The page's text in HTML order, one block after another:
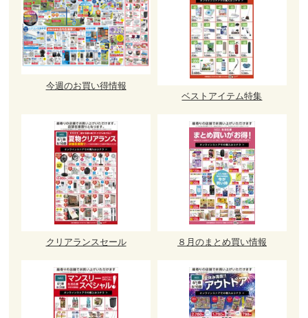
今週のお買い得情報
ベストアイテム特集
クリアランスセール ８月のまとめ買い情報